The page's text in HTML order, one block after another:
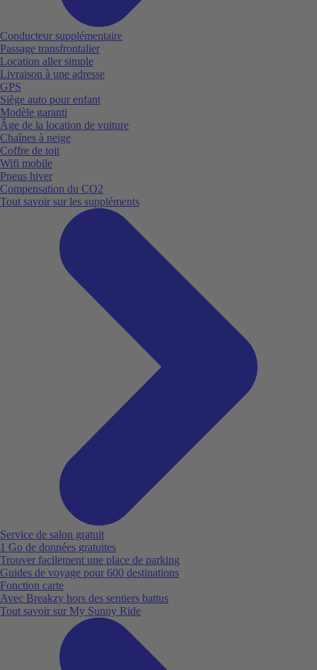
Conducteur supplémentaire
Passage transfrontalier
Location aller simple
Livraison à une adresse
GPS
Siège auto pour enfant
Modèle garanti
Âge de la location de voiture
Chaînes à neige
Coffre de toit
Wifi mobile
Pneus hiver
Compensation du CO2
Tout savoir sur les suppléments
Service de salon gratuit
1 Go de données gratuites
Trouver facilement une place de parking
Guides de voyage pour 600 destinations
Fonction carte
Avec Breakzy hors des sentiers battus
Tout savoir sur My Sunny Ride